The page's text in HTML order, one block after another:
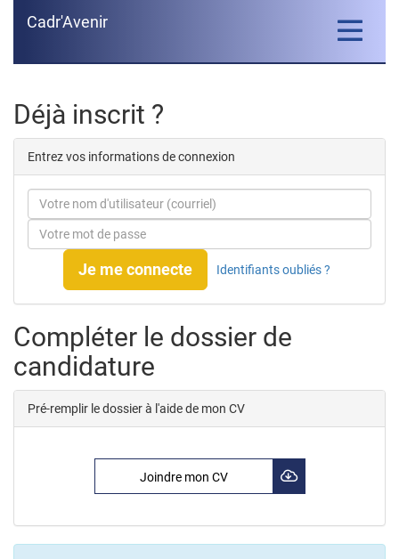
Toggle
Cadr'Avenir
Déjà inscrit ?
Entrez vos informations de connexion
Je me connecte Identifiants oubliés ?
Compléter le dossier de
candidature
Pré-remplir le dossier à l'aide de mon CV
Joindre mon CV